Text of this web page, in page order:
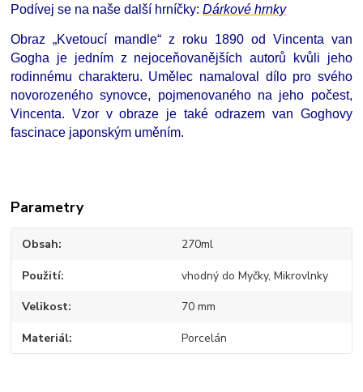
Podívej se na naše další hrníčky:Dárkové hrnky
Obraz „Kvetoucí mandle“ z roku 1890 od Vincenta van
Gogha je jedním z nejoceňovanějších autorů kvůli jeho
rodinnému charakteru. Umělec namaloval dílo pro svého
novorozeného synovce, pojmenovaného na jeho počest,
Vincenta. Vzor v obraze je také odrazem van Goghovy
fascinace japonským uměním.
Parametry
Obsah 270ml
Použití vhodný do Myčky, Mikrovlnky
Velikost 70 mm
Materiál Porcelán